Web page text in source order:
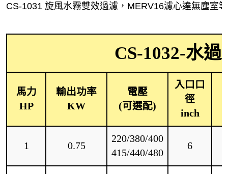
CS-1031 旋風水霧雙效過濾，MERV16濾心達無塵室
CS-1032-水
馬力
HP
輸出功率
KW
電壓
(可選配)
入口口
徑
inch
1 0.75
220/380/400
415/440/480
6